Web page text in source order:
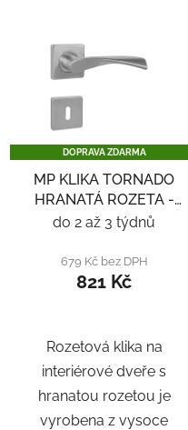
DOPRAVA ZDARMA
MP KLIKA TORNADO
HRANATÁ ROZETA -
NEREZ
do 2 až 3 týdnů
679 Kč bez DPH
821 Kč
Rozetová klika na
interiérové ​​dveře s
hranatou rozetou je
vyrobena z vysoce